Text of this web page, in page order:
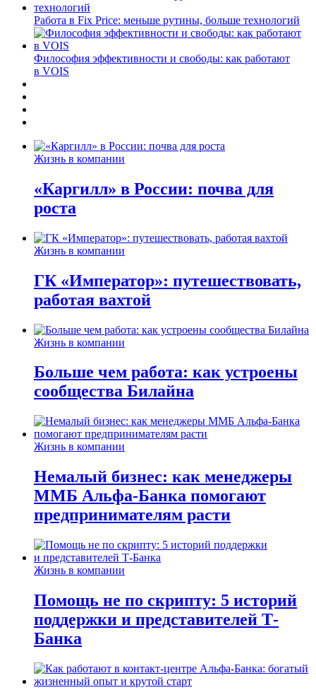
Работа в Fix Price: меньше рутины, больше технологий
Философия эффективности и свободы: как работают
в VOIS
Жизнь в компании
«Каргилл» в России: почва для
роста
Жизнь в компании
ГК «Император»: путешествовать,
работая вахтой
Жизнь в компании
Больше чем работа: как устроены
сообщества Билайна
Жизнь в компании
Немалый бизнес: как менеджеры
ММБ Альфа-Банка помогают
предпринимателям расти
Жизнь в компании
Помощь не по скрипту: 5 историй
поддержки и представителей Т-
Банка